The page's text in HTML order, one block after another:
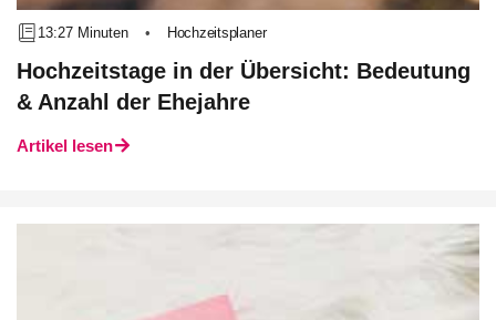
13:27 Minuten • Hochzeitsplaner
Hochzeitstage in der Übersicht: Bedeutung
& Anzahl der Ehejahre
Artikel lesen